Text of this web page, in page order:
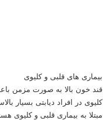
بیماری های قلبی و کلیوی
قند خون بالا به صورت مزمن
کلیوی در افراد دیابتی بسیار
مبتلا به بیماری قلبی و کلیوی